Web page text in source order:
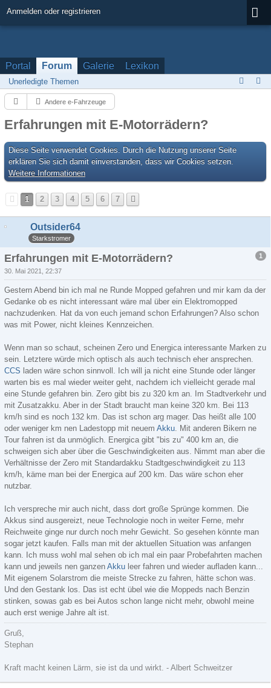
Anmelden oder registrieren
Portal Forum Galerie Lexikon
Unerledigte Themen
Andere e-Fahrzeuge
Erfahrungen mit E-Motorrädern?
Diese Seite verwendet Cookies. Durch die Nutzung unserer Seite
erklären Sie sich damit einverstanden, dass wir Cookies setzen.
Weitere Informationen
1 2 3 4 5 6 7
Outsider64
Starkstromer
1
Erfahrungen mit E-Motorrädern?
30. Mai 2021, 22:37
Gestern Abend bin ich mal ne Runde Mopped gefahren und mir kam da der
Gedanke ob es nicht interessant wäre mal über ein Elektromopped
nachzudenken. Hat da von euch jemand schon Erfahrungen? Also schon
was mit Power, nicht kleines Kennzeichen.
Wenn man so schaut, scheinen Zero und Energica interessante Marken zu
sein. Letztere würde mich optisch als auch technisch eher ansprechen.
CCS laden wäre schon sinnvoll. Ich will ja nicht eine Stunde oder länger
warten bis es mal wieder weiter geht, nachdem ich vielleicht gerade mal
eine Stunde gefahren bin. Zero gibt bis zu 320 km an. Im Stadtverkehr und
mit Zusatzakku. Aber in der Stadt braucht man keine 320 km. Bei 113
km/h sind es noch 132 km. Das ist schon arg mager. Das heißt alle 100
oder weniger km nen Ladestopp mit neuem Akku. Mit anderen Bikern ne
Tour fahren ist da unmöglich. Energica gibt "bis zu" 400 km an, die
schweigen sich aber über die Geschwindigkeiten aus. Nimmt man aber die
Verhältnisse der Zero mit Standardakku Stadtgeschwindigkeit zu 113
km/h, käme man bei der Energica auf 200 km. Das wäre schon eher
nutzbar.
Ich verspreche mir auch nicht, dass dort große Sprünge kommen. Die
Akkus sind ausgereizt, neue Technologie noch in weiter Ferne, mehr
Reichweite ginge nur durch noch mehr Gewicht. So gesehen könnte man
sogar jetzt kaufen. Falls man mit der aktuellen Situation was anfangen
kann. Ich muss wohl mal sehen ob ich mal ein paar Probefahrten machen
kann und jeweils nen ganzen Akku leer fahren und wieder aufladen kann...
Mit eigenem Solarstrom die meiste Strecke zu fahren, hätte schon was.
Und den Gestank los. Das ist echt übel wie die Moppeds nach Benzin
stinken, sowas gab es bei Autos schon lange nicht mehr, obwohl meine
auch erst wenige Jahre alt ist.
Gruß,
Stephan
Kraft macht keinen Lärm, sie ist da und wirkt. - Albert Schweitzer